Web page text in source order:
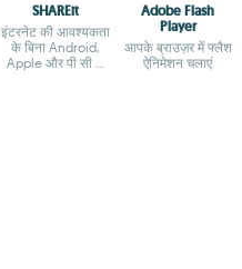
SHAREit
इंटरनेट की आवश्यकता
के बिना Android,
Apple और पी सी के
Adobe Flash
Player
आपके ब्राउज़र में फ्लैश
ऐनिमेशन चलाएं